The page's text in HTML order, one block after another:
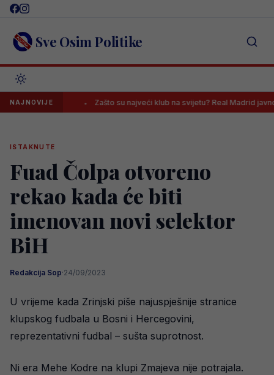
Skip
content Sve Osim Politike
NAJNOVIJE Zašto su najveći klub na svijetu? Real Madrid javno
ISTAKNUTE
Fuad Čolpa otvoreno
rekao kada će biti
imenovan novi selektor
BiH
Redakcija Sop·24/09/2023
U vrijeme kada Zrinjski piše najuspješnije stranice
klupskog fudbala u Bosni i Hercegovini,
reprezentativni fudbal – sušta suprotnost.
Ni era Mehe Kodre na klupi Zmajeva nije potrajala.